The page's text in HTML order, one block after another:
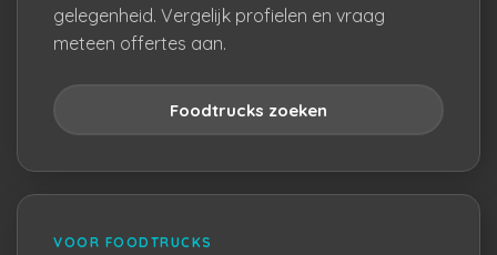
gelegenheid. Vergelijk profielen en vraag
meteen offertes aan.
Foodtrucks zoeken
VOOR FOODTRUCKS